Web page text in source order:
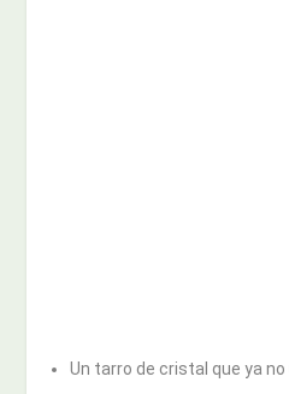
Un tarro de cristal que ya